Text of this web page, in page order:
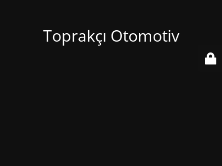
Toprakçı Otomotiv